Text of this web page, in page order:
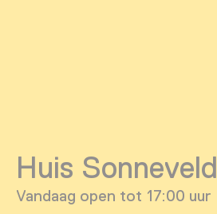
Huis Sonneveld
Vandaag open tot 17:00 uur